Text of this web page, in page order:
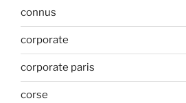
connus
corporate
corporate paris
corse